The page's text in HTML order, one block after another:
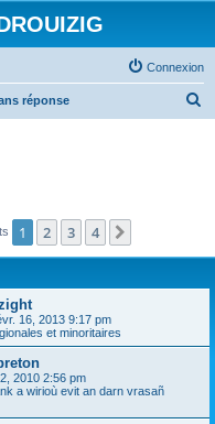
Connexion
réponse
c
1 2 3 4
16, 2013 9:17 pm
et minoritaires
2010 2:56 pm
a wirioù evit an darn vrasañ